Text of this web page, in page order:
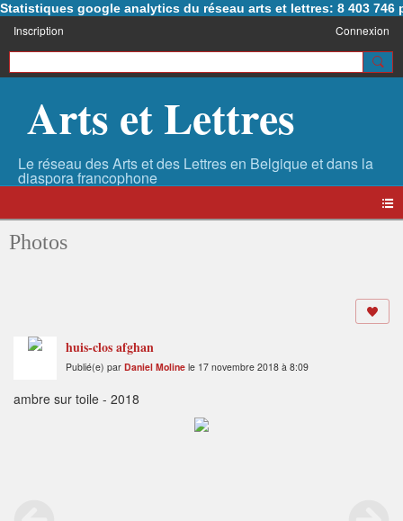
Statistiques google analytics du réseau arts et lettres: 8 403 746
Inscription Connexion
Arts et Lettres
Photos
huis-clos afghan
Publié(e) par Daniel Moline le 17 novembre 2018 à 8:09
ambre sur toile - 2018